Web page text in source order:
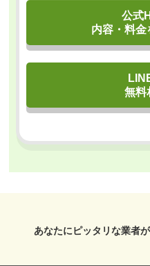
公式
内容・料金
無料
あなたにピッタリな業者